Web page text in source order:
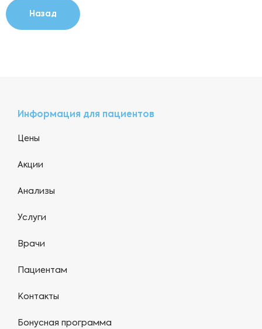
Назад
Информация для пациентов
Цены
Акции
Анализы
Услуги
Врачи
Пациентам
Контакты
Бонусная программа